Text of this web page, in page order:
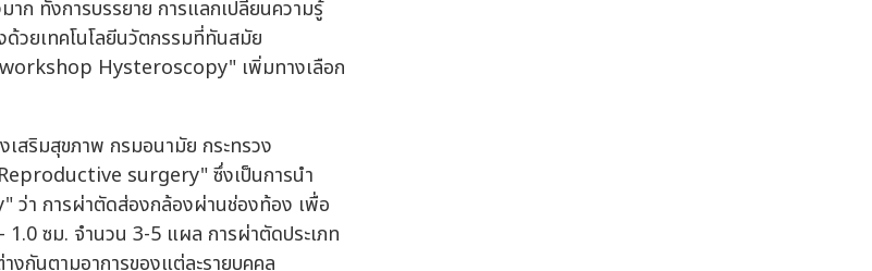
าก ทั้งการบรรยาย การแลกเปลี่ยนความรู้
ด้วยเทคโนโลยีนวัตกรรมที่ทันสมัย
สริมสุขภาพ กรมอนามัย กระทรวง
surgery" ซึ่งเป็นการนำ
ว่า การผ่าตัดส่องกล้องผ่านช่องท้อง เพื่อ
ซม. จำนวน 3-5 แผล การผ่าตัดประเภท
งกันตามอาการของแต่ละรายบุคคล